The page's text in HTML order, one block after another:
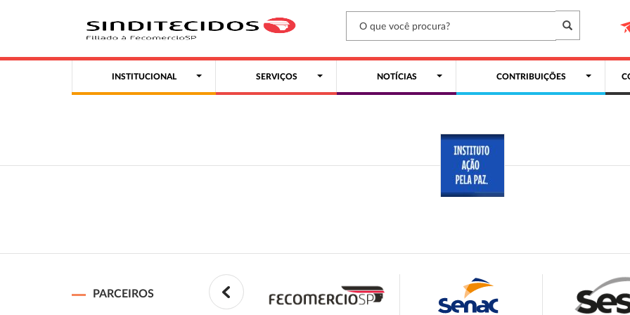
INSTITUCIONAL SERVIÇOS NOTÍCIAS CONTRIBUIÇÕES
PARCEIROS